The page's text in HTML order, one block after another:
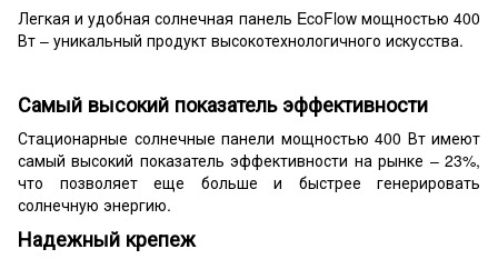
Легкая и удобная солнечная панель EcoFlow мощностью 400
Вт – уникальный продукт высокотехнологичного искусства.
Самый высокий показатель эффективности
Стационарные солнечные панели мощностью 400 Вт имеют
самый высокий показатель эффективности на рынке – 23%,
что позволяет еще больше и быстрее генерировать
солнечную энергию.
Надежный крепеж